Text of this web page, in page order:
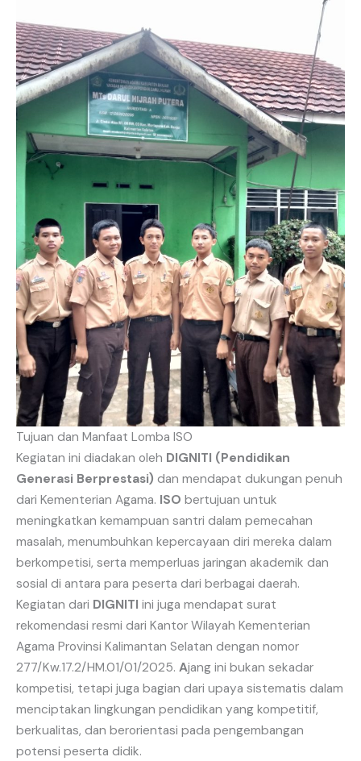
Tujuan dan Manfaat Lomba ISO
Kegiatan ini diadakan oleh DIGNITI (Pendidikan
Generasi Berprestasi) dan mendapat dukungan penuh
dari Kementerian Agama. ISO bertujuan untuk
meningkatkan kemampuan santri dalam pemecahan
masalah, menumbuhkan kepercayaan diri mereka dalam
berkompetisi, serta memperluas jaringan akademik dan
sosial di antara para peserta dari berbagai daerah.
Kegiatan dari DIGNITI ini juga mendapat surat
rekomendasi resmi dari Kantor Wilayah Kementerian
Agama Provinsi Kalimantan Selatan dengan nomor
277/Kw.17.2/HM.01/01/2025. Ajang ini bukan sekadar
kompetisi, tetapi juga bagian dari upaya sistematis dalam
menciptakan lingkungan pendidikan yang kompetitif,
berkualitas, dan berorientasi pada pengembangan
potensi peserta didik.